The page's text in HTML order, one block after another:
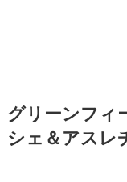
グリーンフィ
シェ＆アスレ